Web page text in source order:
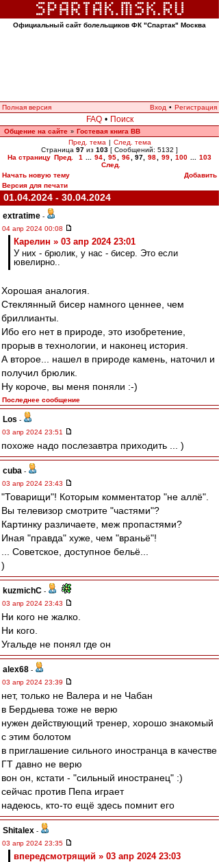
Официальный сайт болельщиков ФК "Спартак" Москва
Полная версия Вход • Регистрация
FAQ • Поиск
Общение на сайте » Гостевая книга ВВ
Пред. тема | След. тема
Страница 97 из 103 [ Сообщений: 5132 ]
На страницу Пред. 1 94 95 96 97 98 99 100
103
След.
Начать новую тему
Добавить
Версия для печати
01.04.2024 - 30.04.2024
extratime -
04 апр 2024 00:08
Карелин » 03 апр 2024 23:01
У них - брюлик, у нас - бисер. Это если
ювелирно..
Хорошая аналогия.
Стеклянный бисер намного ценнее, чем
бриллианты.
Ибо его нет в природе, это изобретение,
прорыв в технологии, и наконец история.
А второе... нашел в природе камень, наточил и
получил брюлик.
Ну короче, вы меня поняли :-)
Последнее сообщение
Los -
03 апр 2024 23:51
похоже надо послезавтра приходить ... )
cuba -
03 апр 2024 23:43
"Товарищи"! Которым комментатор "не аллё".
Вы телевизор смотрите "частями"?
Картинку различаете, меж пропастями?
Иная "правда" хуже, чем "враньё"!
... Советское, доступное бельё...
)
kuzmichC -
03 апр 2024 23:43
Ни кого не жалко.
Ни кого.
Угальде не понял где он
alex68 -
03 апр 2024 23:39
нет, только не Валера и не Чабан
в Бердыева тоже не верю
нужен действующий тренер, хорошо знакомый
с этим болотом
в приглашение сильного иностранца в качестве
ГТ давно не верю
вон он, кстати - "сильный иностранец" :)
сейчас против Пепа играет
надеюсь, кто-то ещё здесь помнит его
Shitalex -
03 апр 2024 23:35
впередсмотрящий » 03 апр 2024 23:03